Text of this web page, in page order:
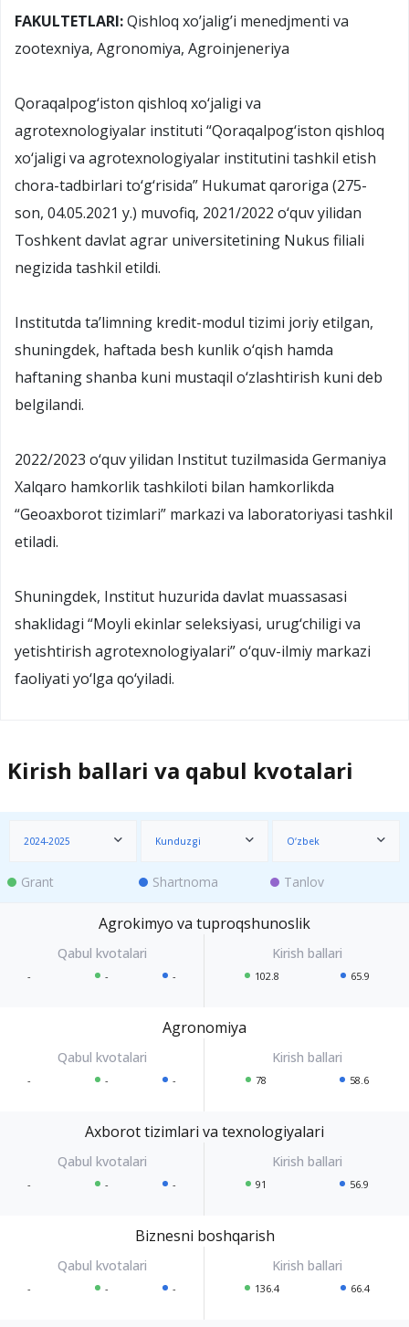
FAKULTETLARI:Qishloq xo’jalig’i menedjmenti va
zootexniya, Agronomiya, Agroinjeneriya
Qoraqalpog‘iston qishloq xo‘jaligi va
agrotexnologiyalar instituti “Qoraqalpog‘iston qishloq
xo‘jaligi va agrotexnologiyalar institutini tashkil etish
chora-tadbirlari to‘g‘risida” Hukumat qaroriga (275-
son, 04.05.2021 y.) muvofiq, 2021/2022 o‘quv yilidan
Toshkent davlat agrar universitetining Nukus filiali
negizida tashkil etildi.
Institutda taʼlimning kredit-modul tizimi joriy etilgan,
shuningdek, haftada besh kunlik o‘qish hamda
haftaning shanba kuni mustaqil o‘zlashtirish kuni deb
belgilandi.
2022/2023 o‘quv yilidan Institut tuzilmasida Germaniya
Xalqaro hamkorlik tashkiloti bilan hamkorlikda
“Geoaxborot tizimlari” markazi va laboratoriyasi tashkil
etiladi.
Shuningdek, Institut huzurida davlat muassasasi
shaklidagi “Moyli ekinlar seleksiyasi, urug‘chiligi va
yetishtirish agrotexnologiyalari” o‘quv-ilmiy markazi
faoliyati yo‘lga qo‘yiladi.
Kirish ballari va qabul kvotalari
2024-2025 Kunduzgi O‘zbek
Grant Shartnoma Tanlov
Agrokimyo va tuproqshunoslik
- - - 102.8 65.9
Agronomiya
- - - 78 58.6
Axborot tizimlari va texnologiyalari
- - - 91 56.9
Biznesni boshqarish
- - - 136.4 66.4